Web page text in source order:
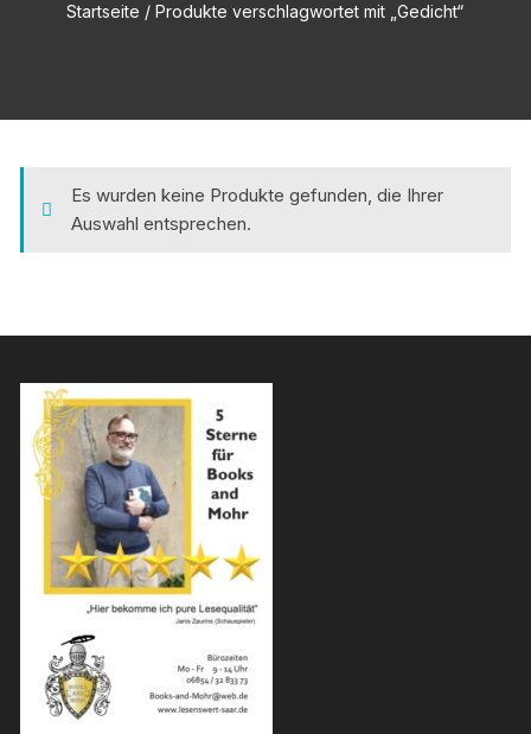
Startseite / Produkte verschlagwortet mit „Gedicht“
Es wurden keine Produkte gefunden, die Ihrer
Auswahl entsprechen.